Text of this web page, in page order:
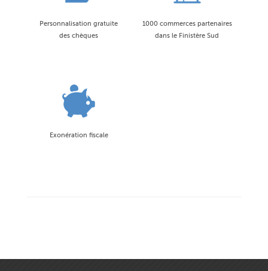
Personnalisation gratuite
des chèques
1000 commerces partenaires
dans le Finistère Sud
Exonération fiscale